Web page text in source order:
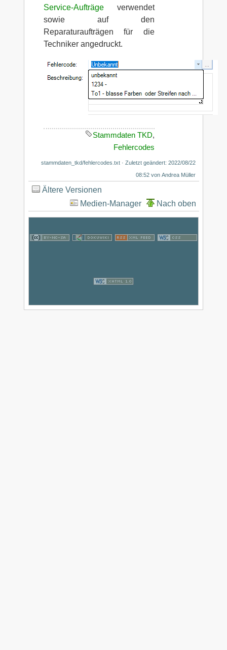
Service-Aufträgeverwendet
sowie auf den
Reparaturaufträgen für die
Techniker angedruckt.
Stammdaten TKD,
Fehlercodes
stammdaten_tkd/fehlercodes.txt · Zuletzt geändert: 2022/08/22
08:52 vonAndrea Müller
Ältere Versionen
Medien-Manager
Nach oben